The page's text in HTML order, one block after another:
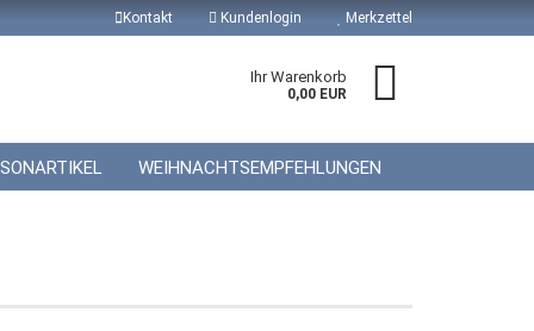
Kontakt Kundenlogin Merkzettel
Ihr Warenkorb
0,00 EUR
WEIHNACHTSEMPFEHLUNGEN